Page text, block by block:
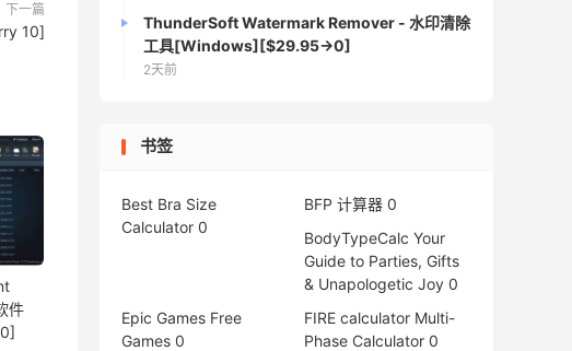
下一篇
10]
件
ThunderSoft Watermark Remover - 水印清除
工具[Windows][$29.95→0]
2天前
书签
Best Bra Size
Calculator 0
BFP 计算器 0
BodyTypeCalc Your
Guide to Parties, Gifts
& Unapologetic Joy 0
Epic Games Free
Games 0
FIRE calculator Multi-
Phase Calculator 0